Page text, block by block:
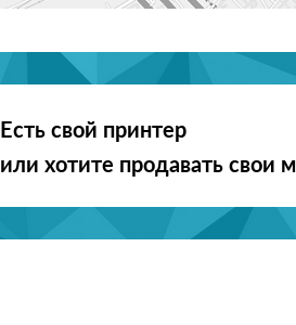
Есть свой принтер
или хотите продавать свои